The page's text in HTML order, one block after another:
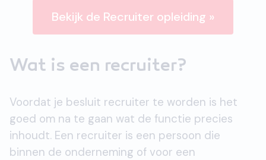
Bekijk de Recruiter opleiding »
Wat is een recruiter?
Voordat je besluit recruiter te worden is het
goed om na te gaan wat de functie precies
inhoudt. Een recruiter is een persoon die
binnen de onderneming of voor een